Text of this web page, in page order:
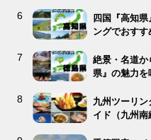
四国『高知
ングでおす
絶景・名道か
県』の魅力
九州ツーリ
イド（九州南